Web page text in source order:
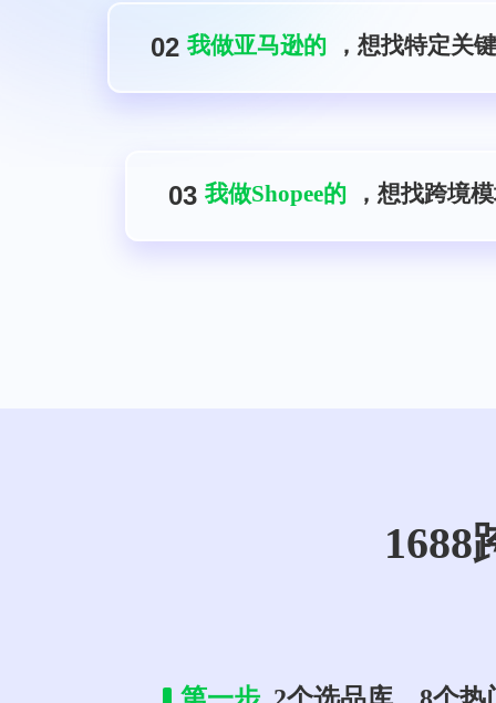
02 我做亚马逊的 ，想找特定关
03 我做Shopee的 ，想找跨境
1688